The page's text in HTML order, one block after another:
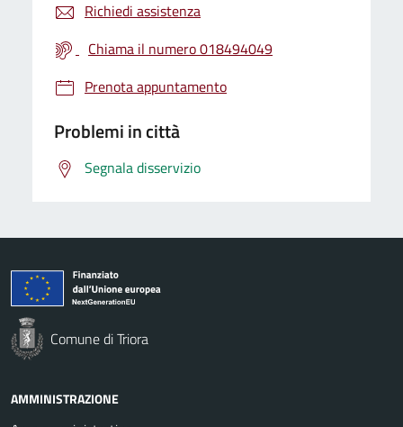
Richiedi assistenza
Chiama il numero 018494049
Prenota appuntamento
Problemi in città
Segnala disservizio
Comune di Triora
AMMINISTRAZIONE